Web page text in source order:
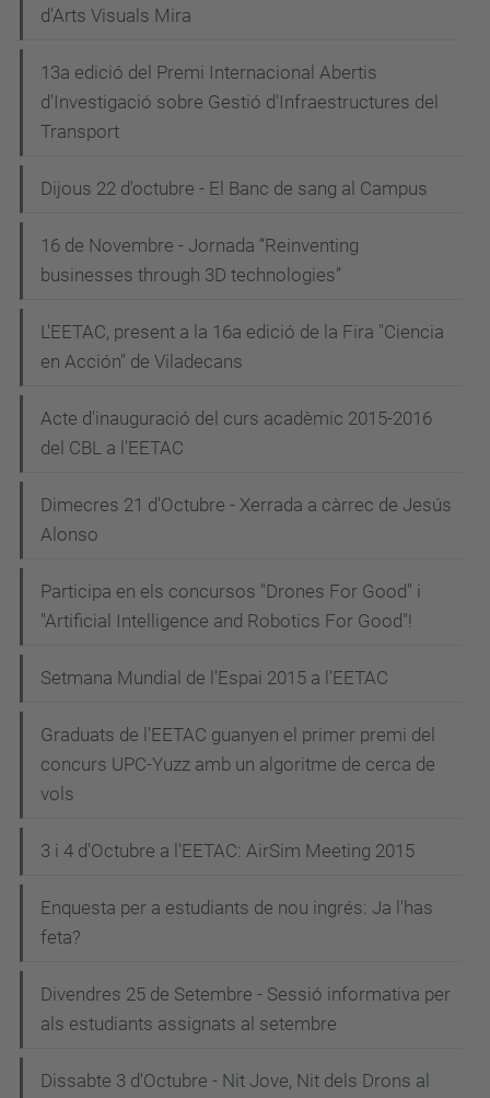
d'Arts Visuals Mira
13a edició del Premi Internacional Abertis
d'Investigació sobre Gestió d'Infraestructures del
Transport
Dijous 22 d'octubre - El Banc de sang al Campus
16 de Novembre - Jornada “Reinventing
businesses through 3D technologies”
L'EETAC, present a la 16a edició de la Fira "Ciencia
en Acción" de Viladecans
Acte d'inauguració del curs acadèmic 2015-2016
del CBL a l'EETAC
Dimecres 21 d'Octubre - Xerrada a càrrec de Jesús
Alonso
Participa en els concursos "Drones For Good" i
"Artificial Intelligence and Robotics For Good"!
Setmana Mundial de l'Espai 2015 a l'EETAC
Graduats de l'EETAC guanyen el primer premi del
concurs UPC-Yuzz amb un algoritme de cerca de
vols
3 i 4 d'Octubre a l'EETAC: AirSim Meeting 2015
Enquesta per a estudiants de nou ingrés: Ja l'has
feta?
Divendres 25 de Setembre - Sessió informativa per
als estudiants assignats al setembre
Dissabte 3 d'Octubre - Nit Jove, Nit dels Drons al